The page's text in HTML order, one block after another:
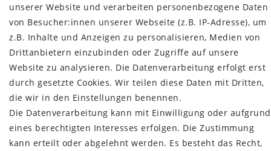
MYPOPUPCLUB
Über uns
Retoure
Versand- und Zahlungsbedingungen
NEWSLETTER
E-MAIL **
Newsletter
Honig
Hiermit bestätige ich, dass ich dieDaten­schutz­erklärung gelesen habe.
unserer Website und verarbeiten personenbezogene Daten
von Besucher:innen unserer Webseite (z.B. IP-Adresse), um
z.B. Inhalte und Anzeigen zu personalisieren, Medien von
Drittanbietern einzubinden oder Zugriffe auf unsere
Website zu analysieren. Die Datenverarbeitung erfolgt erst
durch gesetzte Cookies. Wir teilen diese Daten mit Dritten,
die wir in den Einstellungen benennen.
Die Datenverarbeitung kann mit Einwilligung oder aufgrund
eines berechtigten Interesses erfolgen. Die Zustimmung
kann erteilt oder abgelehnt werden. Es besteht das Recht,